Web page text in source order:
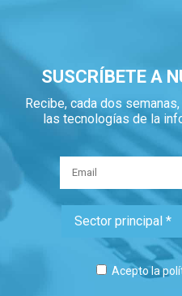
SUSCRÍBETE A
Recibe, cada dos
las tecnologías de la
Acepto la